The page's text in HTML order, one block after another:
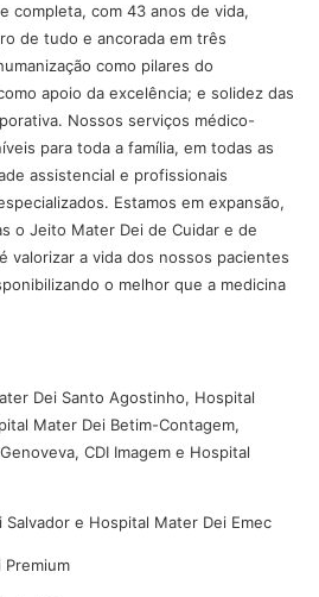
completa, com 43 anos de vida,
de tudo e ancorada em três
como pilares do
apoio da excelência; e solidez das
Nossos serviços médico-
para toda a família, em todas as
assistencial e profissionais
Estamos em expansão,
o Jeito Mater Dei de Cuidar e de
valorizar a vida dos nossos pacientes
o melhor que a medicina
Dei Santo Agostinho, Hospital
Mater Dei Betim-Contagem,
CDI Imagem e Hospital
e Hospital Mater Dei Emec
Premium